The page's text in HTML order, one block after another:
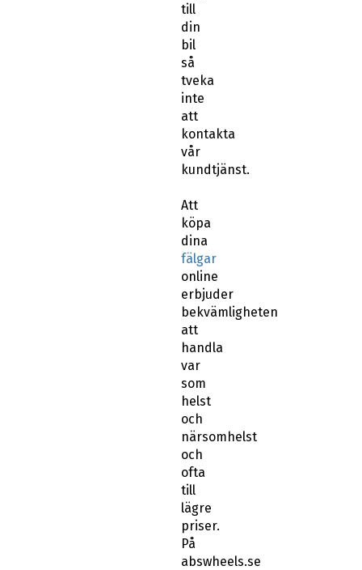
till
din
bil
så
tveka
inte
att
kontakta
vår
kundtjänst.
Att
köpa
dina
fälgar
online
erbjuder
bekvämligheten
att
handla
var
som
helst
och
närsomhelst
och
ofta
till
lägre
priser.
På
abswheels.se